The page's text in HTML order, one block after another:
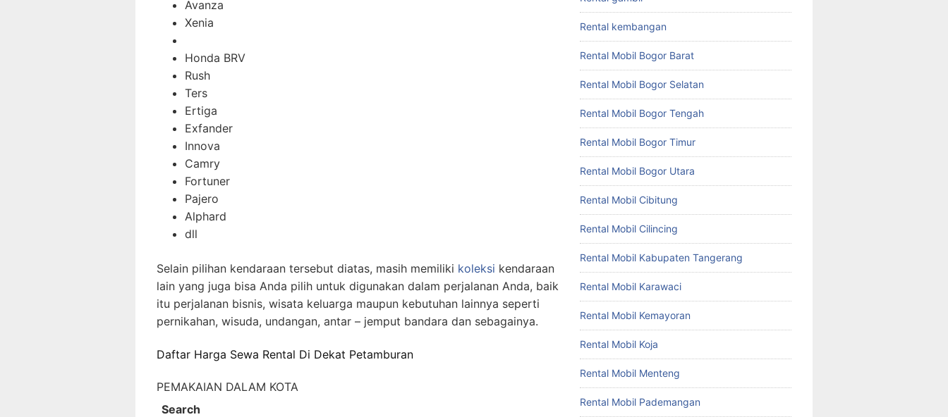
Avanza
Xenia
Honda BRV
Rush
Ters
Ertiga
Exfander
Innova
Camry
Fortuner
Pajero
Alphard
dll
Selain pilihan kendaraan tersebut diatas, masih memiliki koleksi kendaraan
lain yang juga bisa Anda pilih untuk digunakan dalam perjalanan Anda, baik
itu perjalanan bisnis, wisata keluarga maupun kebutuhan lainnya seperti
pernikahan, wisuda, undangan, antar – jemput bandara dan sebagainya.
Daftar Harga Sewa Rental Di Dekat Petamburan
PEMAKAIAN DALAM KOTA
Search
Rental kembangan
Rental Mobil Bogor Barat
Rental Mobil Bogor Selatan
Rental Mobil Bogor Tengah
Rental Mobil Bogor Timur
Rental Mobil Bogor Utara
Rental Mobil Cibitung
Rental Mobil Cilincing
Rental Mobil Kabupaten Tangerang
Rental Mobil Karawaci
Rental Mobil Kemayoran
Rental Mobil Koja
Rental Mobil Menteng
Rental Mobil Pademangan